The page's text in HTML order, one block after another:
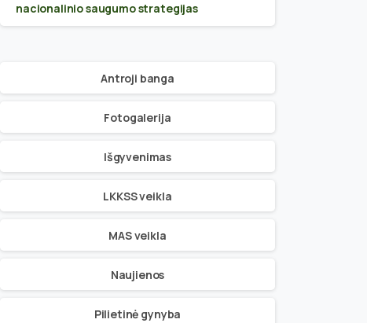
nacionalinio saugumo strategijas
Antroji banga
Fotogalerija
Išgyvenimas
LKKSS veikla
MAS veikla
Naujienos
Pilietinė gynyba